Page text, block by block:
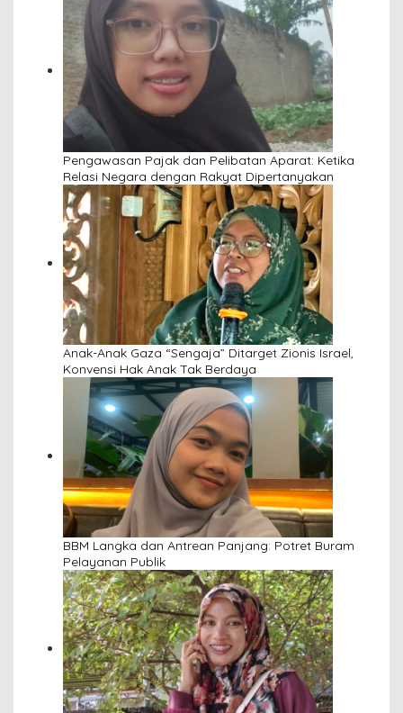
Pengawasan Pajak dan Pelibatan Aparat: Ketika
Relasi Negara dengan Rakyat Dipertanyakan
Anak-Anak Gaza “Sengaja” Ditarget Zionis Israel,
Konvensi Hak Anak Tak Berdaya
BBM Langka dan Antrean Panjang: Potret Buram
Pelayanan Publik